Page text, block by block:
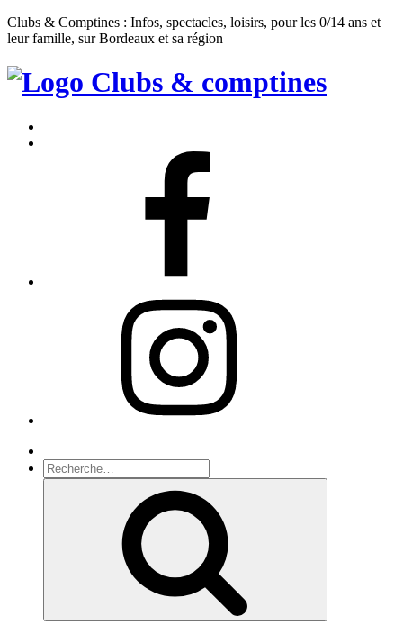
Clubs & Comptines : Infos, spectacles, loisirs, pour les 0/14 ans et
leur famille, sur Bordeaux et sa région
Clubs
Comptines
Recherche
pour